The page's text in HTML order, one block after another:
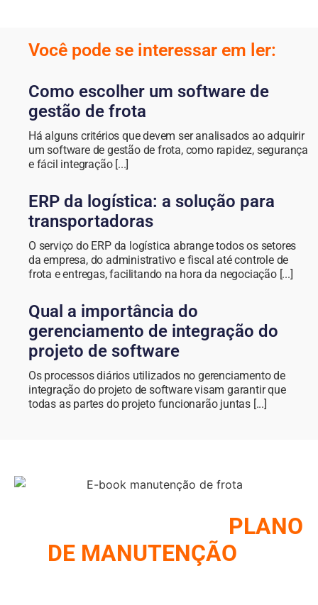
Você pode se interessar em ler:
Como escolher um software de
gestão de frota
Há alguns critérios que devem ser analisados ao adquirir
um software de gestão de frota, como rapidez, segurança
e fácil integração [...]
ERP da logística: a solução para
transportadoras
O serviço do ERP da logística abrange todos os setores
da empresa, do administrativo e fiscal até controle de
frota e entregas, facilitando na hora da negociação [...]
Qual a importância do
gerenciamento de integração do
projeto de software
Os processos diários utilizados no gerenciamento de
integração do projeto de software visam garantir que
todas as partes do projeto funcionarão juntas [...]
PLANO
DE MANUTENÇÃO